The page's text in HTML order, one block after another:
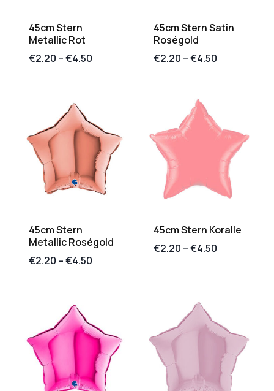
45cm Stern
Metallic Rot
€2.20 –€4.50
45cm Stern Satin
Roségold
€2.20 –€4.50
45cm Stern
Metallic Roségold
€2.20 –€4.50
45cm Stern Koralle
€2.20 –€4.50